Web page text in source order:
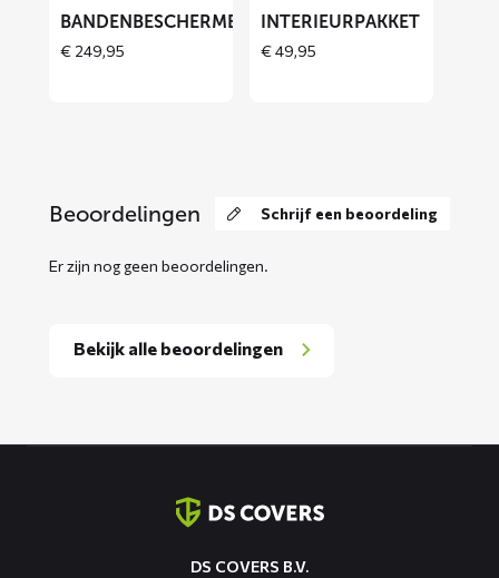
BANDENBESCHERMERS
€ 249,95
INTERIEURPAKKET
€49,95
Beoordelingen Schrijf een beoordeling
Er zijn nog geen beoordelingen.
Bekijk alle beoordelingen
DS COVERS B.V.